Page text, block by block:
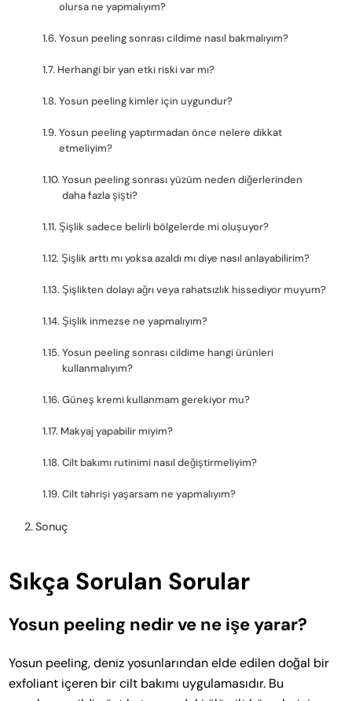
olursa ne yapmalıyım?
Yosun peeling sonrası cildime nasıl bakmalıyım?
Herhangi bir yan etki riski var mı?
Yosun peeling kimler için uygundur?
Yosun peeling yaptırmadan önce nelere dikkat
etmeliyim?
Yosun peeling sonrası yüzüm neden diğerlerinden
daha fazla şişti?
Şişlik sadece belirli bölgelerde mi oluşuyor?
Şişlik arttı mı yoksa azaldı mı diye nasıl anlayabilirim?
Şişlikten dolayı ağrı veya rahatsızlık hissediyor muyum?
Şişlik inmezse ne yapmalıyım?
Yosun peeling sonrası cildime hangi ürünleri
kullanmalıyım?
Güneş kremi kullanmam gerekiyor mu?
Makyaj yapabilir miyim?
Cilt bakımı rutinimi nasıl değiştirmeliyim?
Cilt tahrişi yaşarsam ne yapmalıyım?
Sonuç
Sıkça Sorulan Sorular
Yosun peeling nedir ve ne işe yarar?
Yosun peeling, deniz yosunlarından elde edilen doğal bir
exfoliant içeren bir cilt bakımı uygulamasıdır. Bu